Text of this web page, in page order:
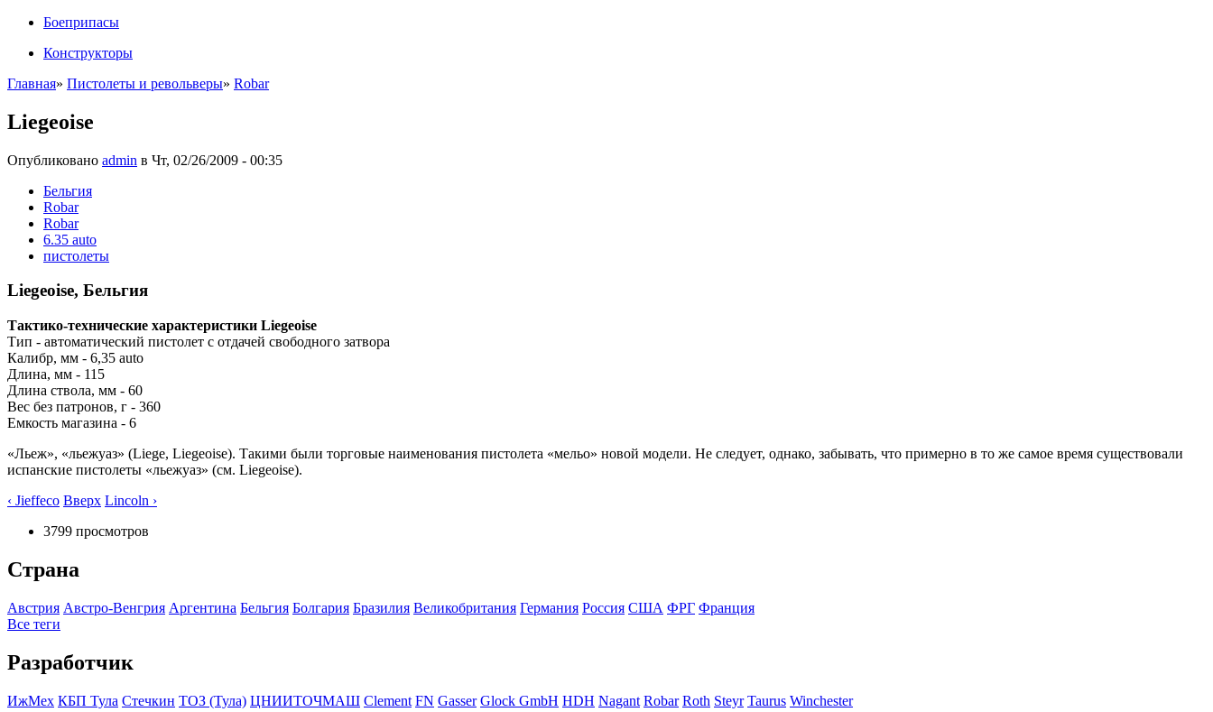
Боеприпасы
Конструкторы
Главная» Пистолеты и револьверы» Robar
Liegeoise
Опубликовано admin в Чт, 02/26/2009 - 00:35
Бельгия
Robar
Robar
6.35 auto
пистолеты
Liegeoise, Бельгия
Тактико-технические характеристики Liegeoise
Тип - автоматический пистолет с отдачей свободного затвора
Калибр, мм - 6,35 auto
Длина, мм - 115
Длина ствола, мм - 60
Вес без патронов, г - 360
Емкость магазина - 6
«Льеж», «льежуаз» (Liege, Liegeoise). Такими были торговые наименования пистолета «мельо» новой модели. Не следует, однако, забывать, что примерно в то же самое время существовали
испанские пистолеты «льежуаз» (см. Liegeoise).
‹ Jieffeco Вверх Lincoln ›
3799 просмотров
Страна
Австрия Австро-Венгрия Аргентина Бельгия Болгария Бразилия Великобритания Германия Россия США ФРГ Франция
Все теги
Разработчик
ИжМех КБП Тула Стечкин ТОЗ (Тула) ЦНИИТОЧМАШ Clement FN Gasser Glock GmbH HDH Nagant Robar Roth Steyr Taurus Winchester